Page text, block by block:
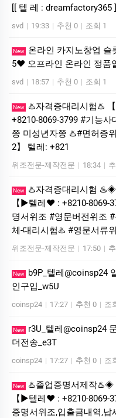
[[ 텔 레 : dreamfactory365
svd | 19:33 | 추천 0 | 조회 1
New
온라인 카지노창업
5❤ 오프라인 온라인 정품
svd | 18:57 | 추천 0 | 조회 1
New
♨️자격증대리시험♨️
+8210-8069-3799 #기능
쯩 미성년자쯩 ♨️#면허증
2】 텔레: +821
위조전문-제작전문 | 18:34 |
New
♨️자격증대리시험 ♨️◈
【▶텔레♥ : +8210-
명서위조 #영문버전위조
체-대리시험♨️ #영문서류위
위조전문-제작전문 | 17:50 |
New
b9P_텔레@coinsp24
인구입_w5U
coinsp24 | 17:27 | 추천 0 | 조
New
r3U_텔레@coinsp24
더전송_e3T
coinsp24 | 17:27 | 추천 0 | 조
New
♨️졸업증명서제작♨️◈
【▶텔레♥ : +8210-8069-
증명서위조,입출금내역,